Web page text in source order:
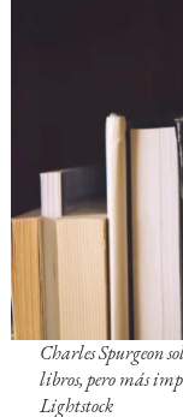
Charles Spurgeon
libros, pero más
Lightstock